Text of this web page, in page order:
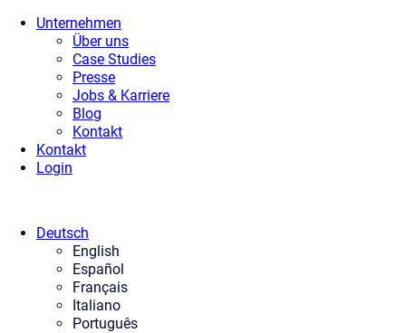
Unternehmen
Über uns
Case Studies
Presse
Jobs & Karriere
Blog
Kontakt
Kontakt
Login
Deutsch
English
Español
Français
Italiano
Português